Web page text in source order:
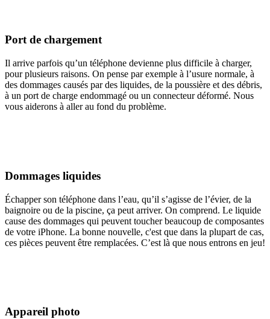
Port de chargement
Il arrive parfois qu’un téléphone devienne plus difficile à charger,
pour plusieurs raisons. On pense par exemple à l’usure normale, à
des dommages causés par des liquides, de la poussière et des débris,
à un port de charge endommagé ou un connecteur déformé. Nous
vous aiderons à aller au fond du problème.
Dommages liquides
Échapper son téléphone dans l’eau, qu’il s’agisse de l’évier, de la
baignoire ou de la piscine, ça peut arriver. On comprend. Le liquide
cause des dommages qui peuvent toucher beaucoup de composantes
de votre iPhone. La bonne nouvelle, c'est que dans la plupart de cas,
ces pièces peuvent être remplacées. C’est là que nous entrons en jeu!
Appareil photo